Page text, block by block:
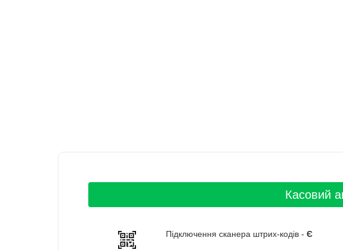
Касовий
Підключення сканера штрих-кодів - Є